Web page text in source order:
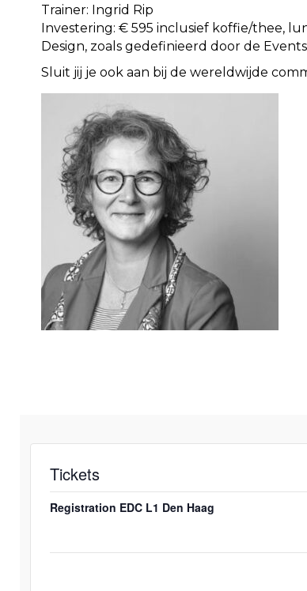
Trainer: Ingrid Rip
Investering: € 595 inclusief koffie/thee,
Design, zoals gedefinieerd door de
Sluit jij je ook aan bij de wereldwijde
Tickets
Registration EDC L1 Den Haag